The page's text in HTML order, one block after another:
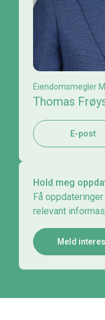
Eiendomsmegler
Thomas
E-post
Hold meg
Få
relevant
Meld